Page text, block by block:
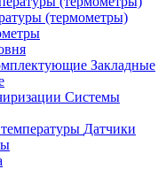
(термометры)
Закладные
Системы
Датчики